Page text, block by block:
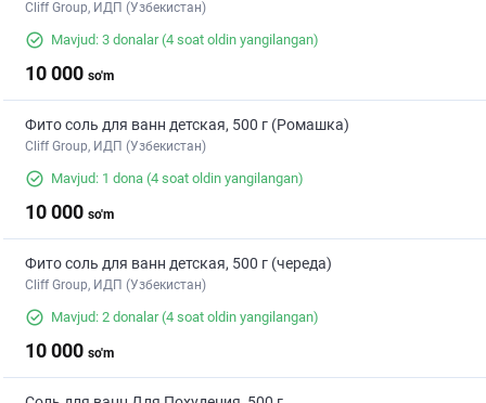
Cliff Group, ИДП (Узбекистан)
Mavjud: 3 donalar(4 soat oldin yangilangan)
10 000 so'm
Фито соль для ванн детская, 500 г (Ромашка)
Cliff Group, ИДП (Узбекистан)
Mavjud: 1 dona (4 soat oldin yangilangan)
10 000 so'm
Фито соль для ванн детская, 500 г (череда)
Cliff Group, ИДП (Узбекистан)
Mavjud: 2 donalar(4 soat oldin yangilangan)
10 000 so'm